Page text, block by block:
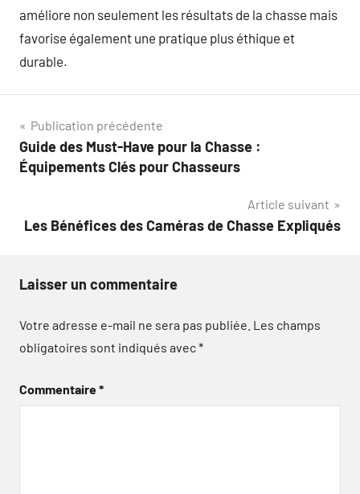
améliore non seulement les résultats de la chasse mais
favorise également une pratique plus éthique et
durable.
Navigation
de
Publication précédente
Guide des Must-Have pour la Chasse :
Équipements Clés pour Chasseurs
Article suivant
Les Bénéfices des Caméras de Chasse Expliqués
Laisser un commentaire
Votre adresse e-mail ne sera pas publiée. Les champs
obligatoires sont indiqués avec*
Commentaire*